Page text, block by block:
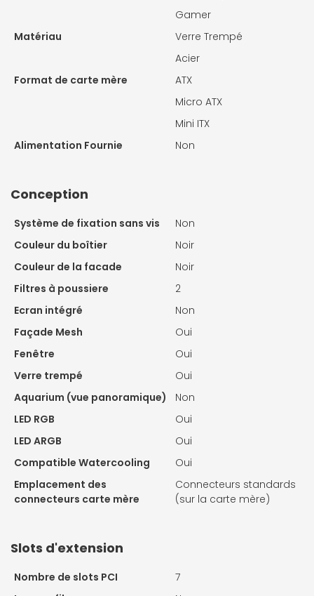
Gamer
Matériau
Verre Trempé
Acier
Format de carte mère
ATX
Micro ATX
Mini ITX
Alimentation Fournie
Non
Conception
Système de fixation sans vis
Non
Couleur du boîtier
Noir
Couleur de la facade
Noir
Filtres à poussiere
2
Ecran intégré
Non
Façade Mesh
Oui
Fenêtre
Oui
Verre trempé
Oui
Aquarium (vue panoramique)
Non
LED RGB
Oui
LED ARGB
Oui
Compatible Watercooling
Oui
Emplacement des
connecteurs carte mère
Connecteurs standards
(sur la carte mère)
Slots d'extension
Nombre de slots PCI
7